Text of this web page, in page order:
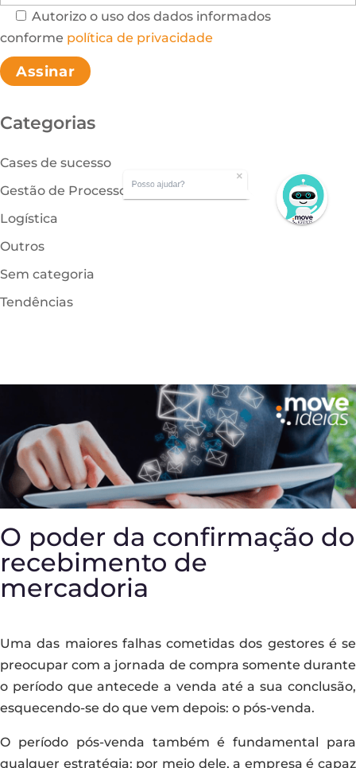
Autorizo o uso dos dados informados
conforme política de privacidadePlease leave this field
Categorias
Cases de sucesso
Gestão de Processos
Logística
Outros
Sem categoria
Tendências
O poder da confirmação do
recebimento de
mercadoria
Uma das maiores falhas cometidas dos gestores é se
preocupar com a jornada de compra somente durante
o período que antecede a venda até a sua conclusão,
esquecendo-se do que vem depois: o pós-venda.
O período pós-venda também é fundamental para
qualquer estratégia: por meio dele, a empresa é capaz